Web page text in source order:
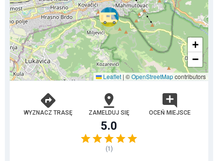
+
−
Leaflet | ©OpenStreetMapcontributors
WYZNACZ TRASĘ ZAMELDUJ SIĘ OCEŃ MIEJSCE
5.0
(1 )